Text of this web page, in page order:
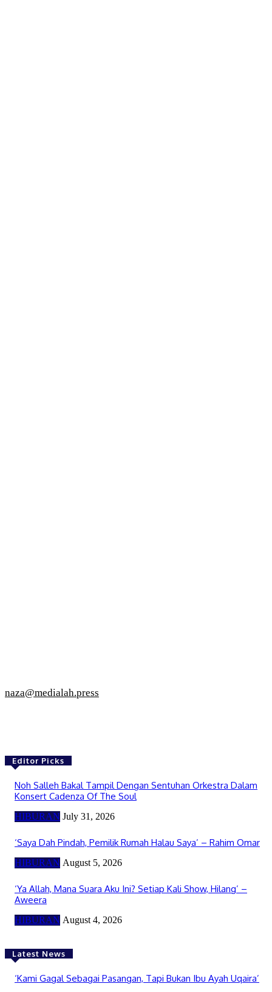
naza@medialah.press
Editor Picks
Noh Salleh Bakal Tampil Dengan Sentuhan Orkestra Dalam
Konsert Cadenza Of The Soul
HIBURAN July 31, 2026
‘Saya Dah Pindah, Pemilik Rumah Halau Saya’ – Rahim Omar
HIBURAN August 5, 2026
‘Ya Allah, Mana Suara Aku Ini? Setiap Kali Show, Hilang’ –
Aweera
HIBURAN August 4, 2026
Latest News
‘Kami Gagal Sebagai Pasangan, Tapi Bukan Ibu Ayah Uqaira’